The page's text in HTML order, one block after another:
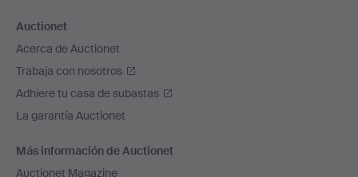
Auctionet
Acerca de Auctionet
Trabaja con nosotros
Adhiere tu casa de subastas
La garantía Auctionet
Más información de Auctionet
Auctionet Magazine